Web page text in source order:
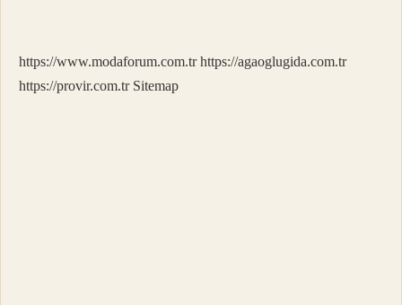
https://www.modaforum.com.tr https://agaoglugida.com.tr
https://provir.com.tr Sitemap